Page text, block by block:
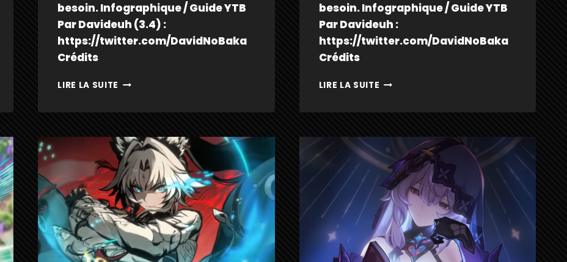
besoin. Infographique / Guide YTB
Par Davideuh (3.4) :
https://twitter.com/DavidNoBaka
Crédits
LIRE LA SUITE SABER
besoin. Infographique / Guide YTB
Par Davideuh :
https://twitter.com/DavidNoBaka
Crédits
LIRE LA SUITE HYACINE